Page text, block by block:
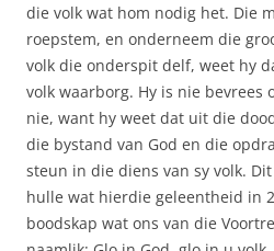
die volk wat hom nodig het. Die
roepstem, en onderneem die
volk die onderspit delf, weet hy
volk waarborg. Hy is nie bevrees
nie, want hy weet dat uit die
die bystand van God en die
steun in die diens van sy volk.
hulle wat hierdie geleentheid in
boodskap wat ons van die